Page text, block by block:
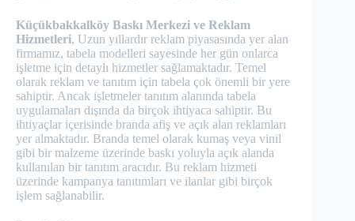
Küçükbakkalköy Baskı Merkezi ve Reklam
Hizmetleri, Uzun yıllardır reklam piyasasında yer alan
firmamız, tabela modelleri sayesinde her gün onlarca
işletme için detaylı hizmetler sağlamaktadır. Temel
olarak reklam ve tanıtım için tabela çok önemli bir yere
sahiptir. Ancak işletmeler tanıtım alanında tabela
uygulamaları dışında da birçok ihtiyaca sahiptir. Bu
ihtiyaçlar içerisinde branda afiş ve açık alan reklamları
yer almaktadır. Branda temel olarak kumaş veya vinil
gibi bir malzeme üzerinde baskı yoluyla açık alanda
kullanılan bir tanıtım aracıdır. Bu reklam hizmeti
üzerinde kampanya tanıtımları ve ilanlar gibi birçok
işlem sağlanabilir.